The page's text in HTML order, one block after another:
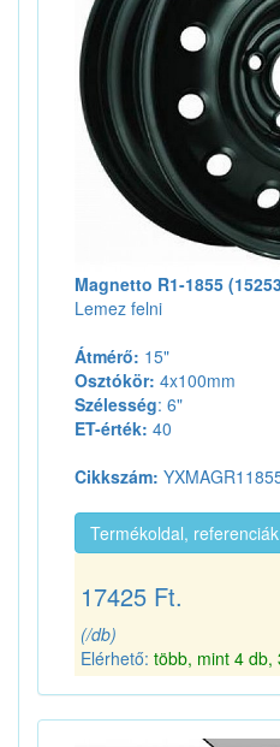
Magnetto R1-1855
Lemez felni
Átmérő: 15"
Osztókör: 4x100mm
Szélesség: 6"
ET-érték: 40
Cikkszám:
Termékoldal, referenciák
17425 Ft.
(/db)
Elérhető: több, mint 4 db,